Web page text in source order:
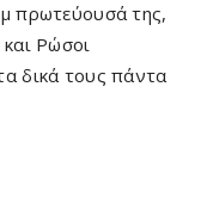
πρωτεύουσά της,
Ρώσοι
δικά τους πάντα